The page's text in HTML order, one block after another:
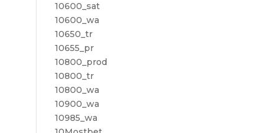
10600_sat
10600_wa
10650_tr
10655_pr
10800_prod
10800_tr
10800_wa
10900_wa
10985_wa